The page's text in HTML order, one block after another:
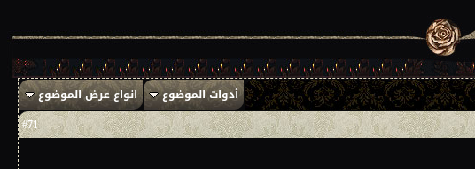
أدوات الموضوع
انواع عرض الموضوع
#
71